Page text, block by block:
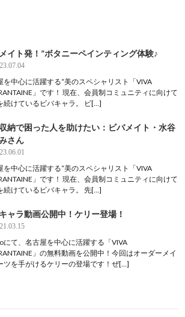
イト発！”ボタニーペインティング体験♪
を中心に活躍する“美のスペシャリスト「VIVA
」です！ 現在、会員制コミュニティに向けて
続けているビバキャラ。 ビ[…]
納で困った人を助けたい：ビバメイト・水谷
さん
を中心に活躍する“美のスペシャリスト「VIVA
」です！ 現在、会員制コミュニティに向けて
続けているビバキャラ。 先[…]
ャラ動画公開中！ケリー登場！
にて、名古屋を中心に活躍する「VIVA
」の無料動画を公開中！今回はオーダーメイ
ツを手がけるケリーの登場です！ぜ[…]